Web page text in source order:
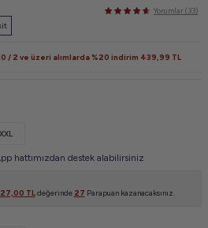
Yorumlar (33)
/ 2 ve üzeri alımlarda %20 indirim 439,99 TL
XXL
hattımızdan destek alabilirsiniz
27,00 TL değerinde 27 Parapuan kazanacaksınız.